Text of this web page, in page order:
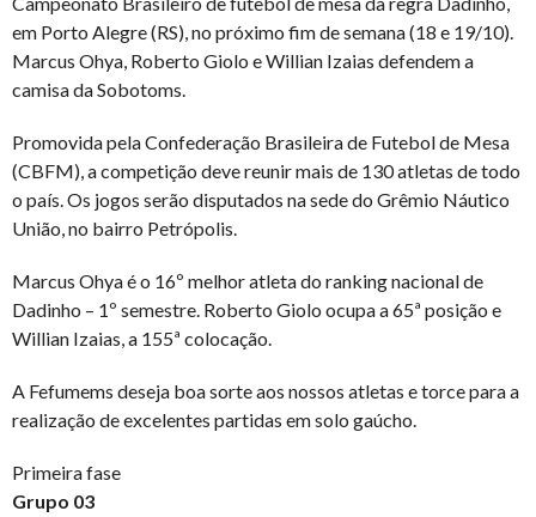
em Porto Alegre (RS), no próximo fim de semana (18 e 19/10).
Marcus Ohya, Roberto Giolo e Willian Izaias defendem a
camisa da Sobotoms.
Promovida pela Confederação Brasileira de Futebol de Mesa
(CBFM), a competição deve reunir mais de 130 atletas de todo
o país. Os jogos serão disputados na sede do Grêmio Náutico
União, no bairro Petrópolis.
Marcus Ohya é o 16º melhor atleta do ranking nacional de
Dadinho – 1º semestre. Roberto Giolo ocupa a 65ª posição e
Willian Izaias, a 155ª colocação.
A Fefumems deseja boa sorte aos nossos atletas e torce para a
realização de excelentes partidas em solo gaúcho.
Primeira fase
Grupo 03